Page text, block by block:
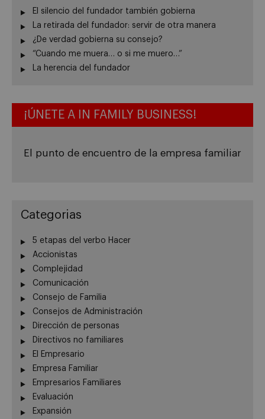
El silencio del fundador también gobierna
La retirada del fundador: servir de otra manera
¿De verdad gobierna su consejo?
“Cuando me muera… o si me muero…”
La herencia del fundador
¡ÚNETE A IN FAMILY BUSINESS!
El punto de encuentro de la empresa familiar
Categorias
5 etapas del verbo Hacer
Accionistas
Complejidad
Comunicación
Consejo de Familia
Consejos de Administración
Dirección de personas
Directivos no familiares
El Empresario
Empresa Familiar
Empresarios Familiares
Evaluación
Expansión